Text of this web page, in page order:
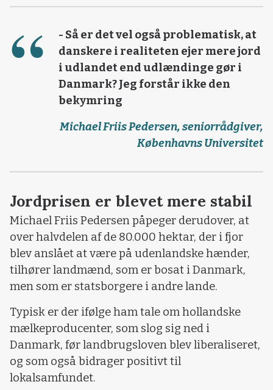
- Så er det vel også problematisk, at
danskere i realiteten ejer mere jord
i udlandet end udlændinge gør i
Danmark? Jeg forstår ikke den
bekymring
Michael Friis Pedersen, seniorrådgiver,
Københavns Universitet
Jordprisen er blevet mere stabil
Michael Friis Pedersen påpeger derudover, at
over halvdelen af de 80.000 hektar, der i fjor
blev anslået at være på udenlandske hænder,
tilhører landmænd, som er bosat i Danmark,
men som er statsborgere i andre lande.
Typisk er der ifølge ham tale om hollandske
mælkeproducenter, som slog sig ned i
Danmark, før landbrugsloven blev liberaliseret,
og som også bidrager positivt til
lokalsamfundet.